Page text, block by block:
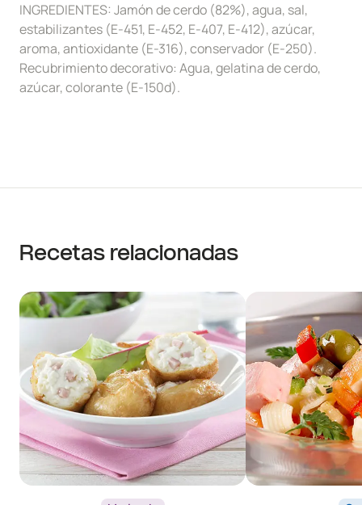
INGREDIENTES: Jamón de cerdo (82%), agua, sal,
estabilizantes (E-451, E-452, E-407, E-412), azúcar,
aroma, antioxidante (E-316), conservador (E-250).
Recubrimiento decorativo: Agua, gelatina de cerdo,
azúcar, colorante (E-150d).
Recetas relacionadas